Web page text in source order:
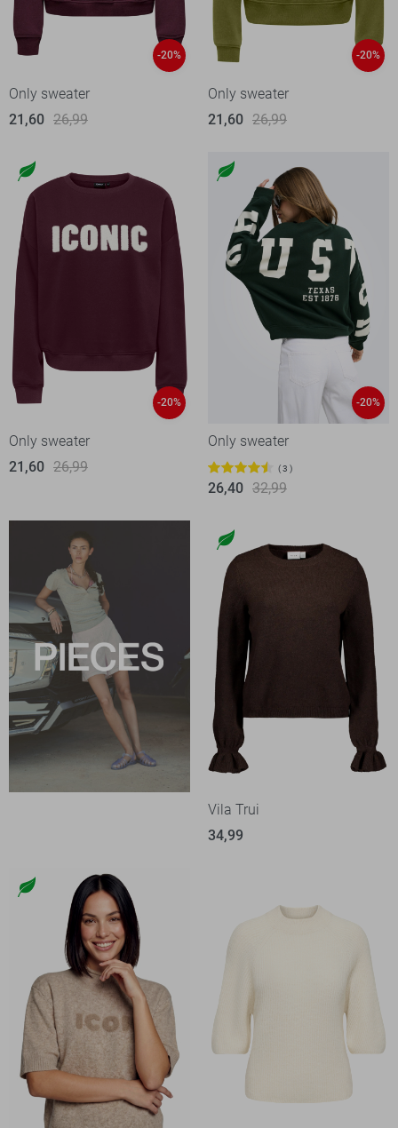
-20%
Only sweater
21,60 26,99
-20%
Only sweater
21,60 26,99
-20%
Only sweater
21,60 26,99
-20%
Only sweater
3
26,40 32,99
Vila Trui
34,99